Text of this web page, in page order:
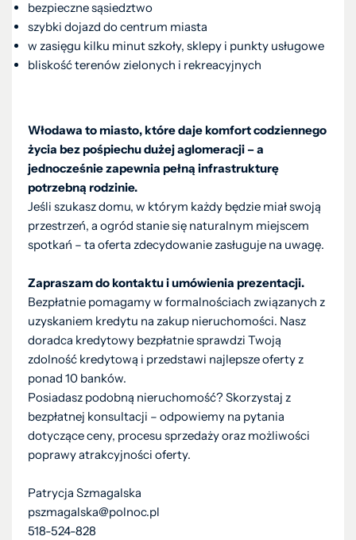
bezpieczne sąsiedztwo
szybki dojazd do centrum miasta
w zasięgu kilku minut szkoły, sklepy i punkty usługowe
bliskość terenów zielonych i rekreacyjnych
Włodawa to miasto, które daje komfort codziennego
życia bez pośpiechu dużej aglomeracji – a
jednocześnie zapewnia pełną infrastrukturę
potrzebną rodzinie.
Jeśli szukasz domu, w którym każdy będzie miał swoją
przestrzeń, a ogród stanie się naturalnym miejscem
spotkań – ta oferta zdecydowanie zasługuje na uwagę.
Zapraszam do kontaktu i umówienia prezentacji.
Bezpłatnie pomagamy w formalnościach związanych z
uzyskaniem kredytu na zakup nieruchomości. Nasz
doradca kredytowy bezpłatnie sprawdzi Twoją
zdolność kredytową i przedstawi najlepsze oferty z
ponad 10 banków.
Posiadasz podobną nieruchomość? Skorzystaj z
bezpłatnej konsultacji – odpowiemy na pytania
dotyczące ceny, procesu sprzedaży oraz możliwości
poprawy atrakcyjności oferty.
Patrycja Szmagalska
pszmagalska@polnoc.pl
518-524-828